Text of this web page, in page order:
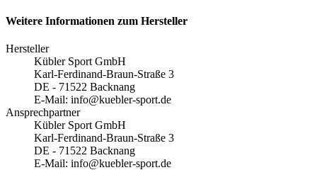
Weitere Informationen zum Hersteller
Hersteller
Kübler Sport GmbH
Karl-Ferdinand-Braun-Straße 3
DE - 71522 Backnang
E-Mail: info@kuebler-sport.de
Ansprechpartner
Kübler Sport GmbH
Karl-Ferdinand-Braun-Straße 3
DE - 71522 Backnang
E-Mail: info@kuebler-sport.de